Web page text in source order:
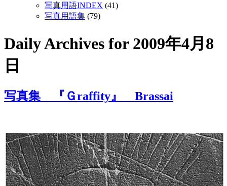
写真用語INDEX (41)
写真用語集 (79)
Daily Archives for 2009年4月8
日
写真集 『Ｇraffity』 Brassai